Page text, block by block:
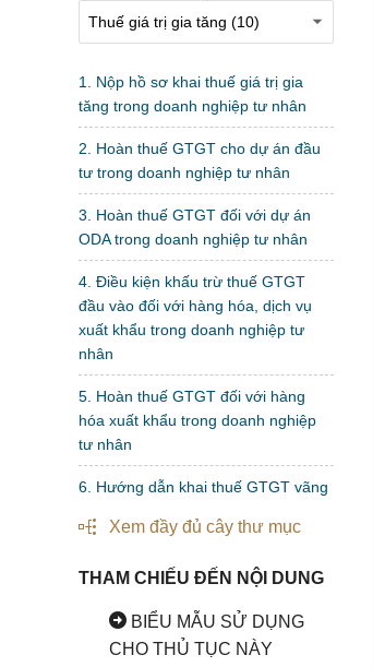
1. Nộp hồ sơ khai thuế giá trị gia
tăng trong doanh nghiệp tư nhân
2. Hoàn thuế GTGT cho dự án đầu
tư trong doanh nghiệp tư nhân
3. Hoàn thuế GTGT đối với dự án
ODA trong doanh nghiệp tư nhân
4. Điều kiện khấu trừ thuế GTGT
đầu vào đối với hàng hóa, dịch vụ
xuất khẩu trong doanh nghiệp tư
nhân
5. Hoàn thuế GTGT đối với hàng
hóa xuất khẩu trong doanh nghiệp
tư nhân
6. Hướng dẫn khai thuế GTGT vãng
trong công ty doanh nghiệp tư nhân
8. Khai thuế giá trị gia tăng cho dự
án đầu tư trong doanh nghiệp tư
Xem đầy đủ cây thư mục
THAM CHIẾU ĐẾN NỘI DUNG
BIỂU MẪU SỬ DỤNG
CHO THỦ TỤC NÀY